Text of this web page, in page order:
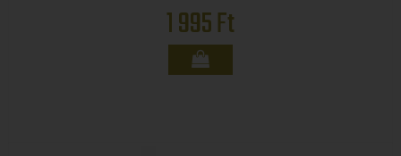
1 995 Ft